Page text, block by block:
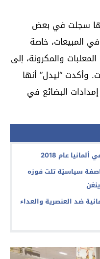
سجلت في بعض
في المبيعات، خاصة
والمكرونة، إلى
وأكدت “ليدل” أنها
البضائع في
عام 2018
سياسيّة تلت فوزه
ضد العنصرية والعداء